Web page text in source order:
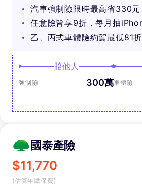
汽車強制險限時最高省330元
任意險皆享9折，每月抽
乙、丙式車體險約駕最低81
賠他人
強制險 300萬車體險
國泰產險
$11,770
(估算年繳保費)